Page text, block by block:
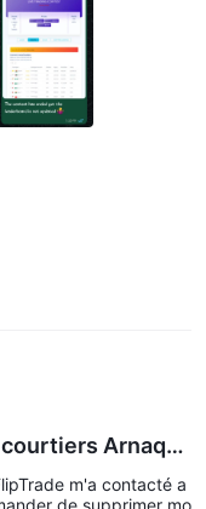
sont soudainement a
issues". Après
été rejetées. Mise
a accepté une enq
historiqu
au moment perti
concours et des com
les captures d'é
ne sont pas fournis.
Arnaqu
m'a contacté a